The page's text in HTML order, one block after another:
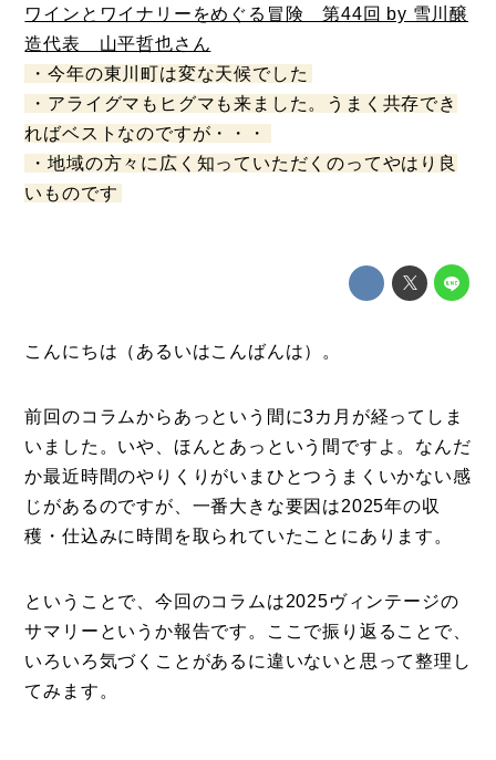
ワインとワイナリーをめぐる冒険 第44回 by 雪川醸
造代表 山平哲也さん
・今年の東川町は変な天候でした
・アライグマもヒグマも来ました。うまく共存でき
ればベストなのですが・・・
・地域の方々に広く知っていただくのってやはり良
いものです
こんにちは（あるいはこんばんは）。
前回のコラムからあっという間に3カ月が経ってしま
いました。いや、ほんとあっという間ですよ。なんだ
か最近時間のやりくりがいまひとつうまくいかない感
じがあるのですが、一番大きな要因は2025年の収
穫・仕込みに時間を取られていたことにあります。
ということで、今回のコラムは2025ヴィンテージの
サマリーというか報告です。ここで振り返ることで、
いろいろ気づくことがあるに違いないと思って整理し
てみます。